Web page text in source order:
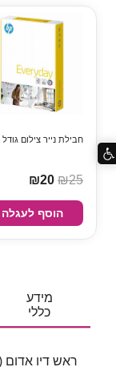
חבילת נייר צילום גודל A4
₪25
הוסף לעגלה
מידע
כללי